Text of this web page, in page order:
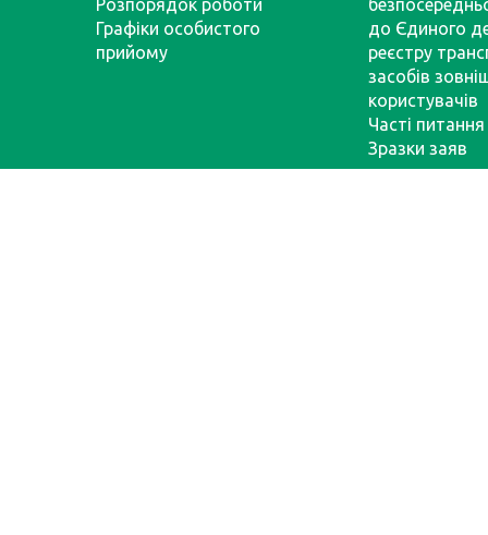
Розпорядок роботи
Графіки особистого
прийому
до Єдиного
реєстру
засобів
користувачів
Часті питання
Зразки заяв